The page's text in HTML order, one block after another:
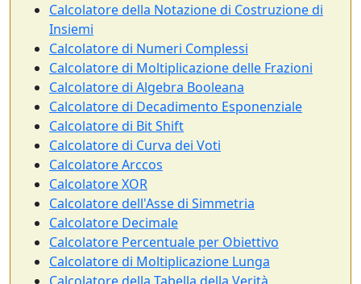
Calcolatore della Notazione di Costruzione di
Insiemi
Calcolatore di Numeri Complessi
Calcolatore di Moltiplicazione delle Frazioni
Calcolatore di Algebra Booleana
Calcolatore di Decadimento Esponenziale
Calcolatore di Bit Shift
Calcolatore di Curva dei Voti
Calcolatore Arccos
Calcolatore XOR
Calcolatore dell'Asse di Simmetria
Calcolatore Decimale
Calcolatore Percentuale per Obiettivo
Calcolatore di Moltiplicazione Lunga